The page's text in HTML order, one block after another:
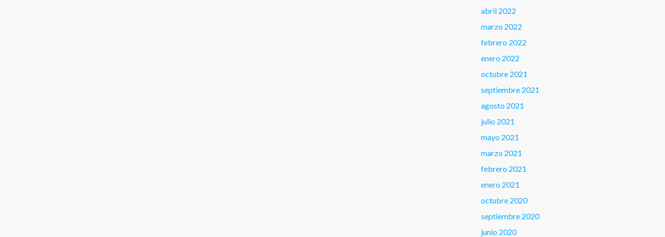
abril 2022
marzo 2022
febrero 2022
enero 2022
octubre 2021
septiembre 2021
agosto 2021
julio 2021
mayo 2021
marzo 2021
febrero 2021
enero 2021
octubre 2020
septiembre 2020
junio 2020